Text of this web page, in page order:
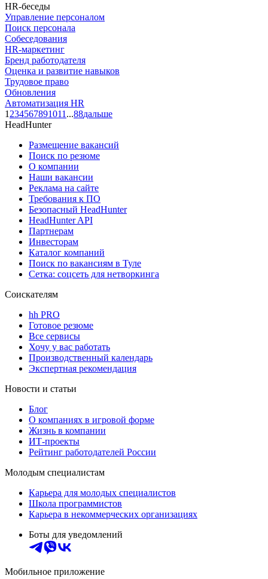
HR-беседы
Управление персоналом
Поиск персонала
Собеседования
HR-маркетинг
Бренд работодателя
Оценка и развитие навыков
Трудовое право
Обновления
Автоматизация HR
1 234567891011 ...88дальше
HeadHunter
Размещение вакансий
Поиск по резюме
О компании
Наши вакансии
Реклама на сайте
Требования к ПО
Безопасный HeadHunter
HeadHunter API
Партнерам
Инвесторам
Каталог компаний
Поиск по вакансиям в Туле
Сетка: соцсеть для нетворкинга
Соискателям
hh PRO
Готовое резюме
Все сервисы
Хочу у вас работать
Производственный календарь
Экспертная рекомендация
Новости и статьи
Блог
О компаниях в игровой форме
Жизнь в компании
ИТ-проекты
Рейтинг работодателей России
Молодым специалистам
Карьера для молодых специалистов
Школа программистов
Карьера в некоммерческих организациях
Боты для уведомлений
Мобильное приложение